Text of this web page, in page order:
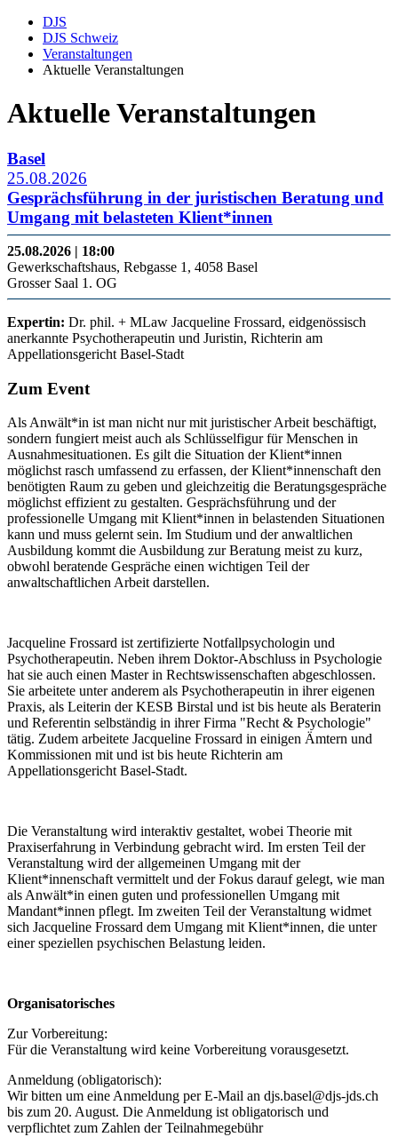
DJS
DJS Schweiz
Veranstaltungen
Aktuelle Veranstaltungen
Aktuelle Veranstaltungen
Basel
25.08.2026
Gesprächsführung in der juristischen Beratung und
Umgang mit belasteten Klient*innen
25.08.2026 | 18:00
Gewerkschaftshaus, Rebgasse 1, 4058 Basel
Grosser Saal 1. OG
Expertin: Dr. phil. + MLaw Jacqueline Frossard, eidgenössisch
anerkannte Psychotherapeutin und Juristin, Richterin am
Appellationsgericht Basel-Stadt
Zum Event
Als Anwält*in ist man nicht nur mit juristischer Arbeit beschäftigt,
sondern fungiert meist auch als Schlüsselfigur für Menschen in
Ausnahmesituationen. Es gilt die Situation der Klient*innen
möglichst rasch umfassend zu erfassen, der Klient*innenschaft den
benötigten Raum zu geben und gleichzeitig die Beratungsgespräche
möglichst effizient zu gestalten. Gesprächsführung und der
professionelle Umgang mit Klient*innen in belastenden Situationen
kann und muss gelernt sein. Im Studium und der anwaltlichen
Ausbildung kommt die Ausbildung zur Beratung meist zu kurz,
obwohl beratende Gespräche einen wichtigen Teil der
anwaltschaftlichen Arbeit darstellen.
Jacqueline Frossard ist zertifizierte Notfallpsychologin und
Psychotherapeutin. Neben ihrem Doktor-Abschluss in Psychologie
hat sie auch einen Master in Rechtswissenschaften abgeschlossen.
Sie arbeitete unter anderem als Psychotherapeutin in ihrer eigenen
Praxis, als Leiterin der KESB Birstal und ist bis heute als Beraterin
und Referentin selbständig in ihrer Firma "Recht & Psychologie"
tätig. Zudem arbeitete Jacqueline Frossard in einigen Ämtern und
Kommissionen mit und ist bis heute Richterin am
Appellationsgericht Basel-Stadt.
Die Veranstaltung wird interaktiv gestaltet, wobei Theorie mit
Praxiserfahrung in Verbindung gebracht wird. Im ersten Teil der
Veranstaltung wird der allgemeinen Umgang mit der
Klient*innenschaft vermittelt und der Fokus darauf gelegt, wie man
als Anwält*in einen guten und professionellen Umgang mit
Mandant*innen pflegt. Im zweiten Teil der Veranstaltung widmet
sich Jacqueline Frossard dem Umgang mit Klient*innen, die unter
einer speziellen psychischen Belastung leiden.
Organisatorisches
Zur Vorbereitung:
Für die Veranstaltung wird keine Vorbereitung vorausgesetzt.
Anmeldung (obligatorisch):
Wir bitten um eine Anmeldung per E-Mail an djs.basel@djs-jds.ch
bis zum 20. August. Die Anmeldung ist obligatorisch und
verpflichtet zum Zahlen der Teilnahmegebühr